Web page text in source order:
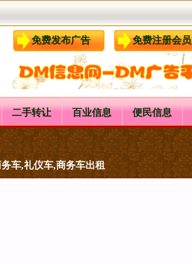
免费发布广告 免费注册会员
二手转让 百业信息 便民信息
车,礼仪车,商务车出租